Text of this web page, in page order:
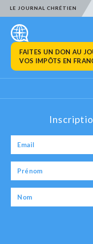
LE JOURNAL CHRÉTIEN
FAITES UN DON AU
VOS IMPÔTS EN